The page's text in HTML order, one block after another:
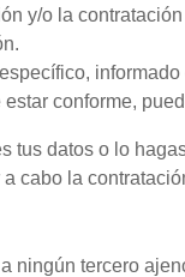
y/o la
conforme,
tus datos o lo
cabo la
ningún tercero